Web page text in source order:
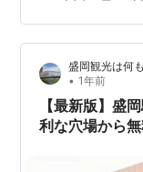
上の乗車なので
間でした。 岡山
ので、記念写真
もてなしてくれ
た。 カーシェア
盛岡観光は何
• 1年前
【最新版】盛
利な穴場から